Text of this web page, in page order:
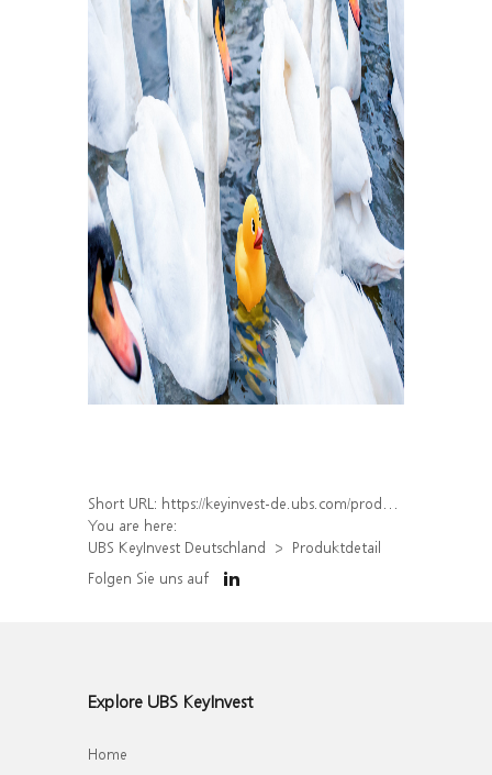
Short URL: https://keyinvest-de.ubs.com/produkt/detail/index/isin/DE000WA6WF91
You are here:
UBS KeyInvest Deutschland
Produktdetail
Folgen Sie uns auf
Explore UBS KeyInvest
Home